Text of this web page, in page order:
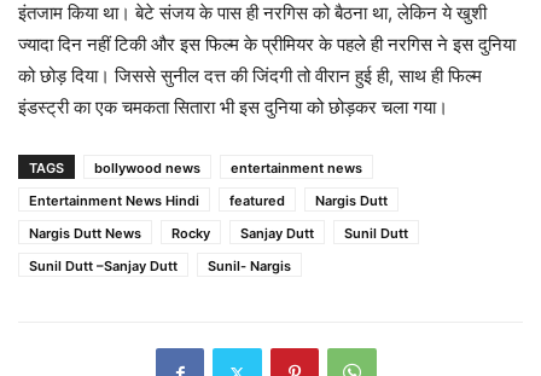
इंतजाम किया था। बेटे संजय के पास ही नरगिस को बैठना था, लेकिन ये खुशी
ज्यादा दिन नहीं टिकी और इस फिल्म के प्रीमियर के पहले ही नरगिस ने इस दुनिया
को छोड़ दिया। जिससे सुनील दत्त की जिंदगी तो वीरान हुई ही, साथ ही फिल्म
इंडस्ट्री का एक चमकता सितारा भी इस दुनिया को छोड़कर चला गया।
TAGS bollywood news
entertainment news
Entertainment News Hindi
featured
Nargis Dutt
Nargis Dutt News
Rocky Sanjay Dutt
Sunil Dutt
Sunil Dutt –Sanjay Dutt
Sunil- Nargis